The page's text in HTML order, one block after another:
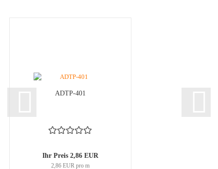
ADTP-401
Ihr Preis 2,86 EUR
2,86 EUR pro m